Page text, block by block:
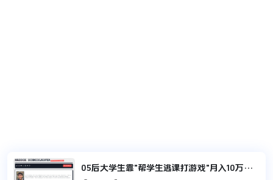
05后大学生靠"帮学生逃课打游戏"月入10万，刚套现87万！